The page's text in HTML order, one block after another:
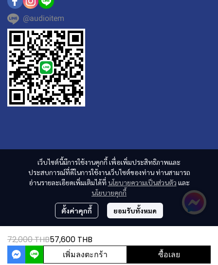
72,000 THB57,600 THB
เพิ่มลงตะกร้า ซื้อเลย
เว็บไซต์นี้มีการใช้งานคุกกี้ เพื่อเพิ่มประสิทธิภาพและ
ประสบการณ์ที่ดีในการใช้งานเว็บไซต์ของท่าน ท่านสามารถ
อ่านรายละเอียดเพิ่มเติมได้ที่ นโยบายความเป็นส่วนตัว และ
นโยบายคุกกี้
ตั้งค่าคุกกี้ ยอมรับทั้งหมด
@audioitem
ผู้เข้าชมวันนี้